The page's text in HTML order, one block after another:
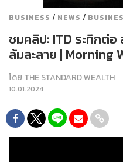
BUSINESS / NEWS /
ชมคลิป: ITD ระทึกต่อ
ล้มละลาย | Morning
โดย THE STANDARD WEALTH
10.01.2024